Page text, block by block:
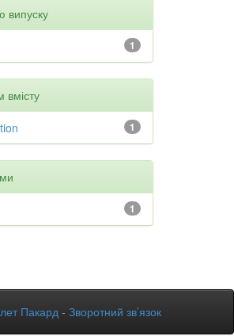
випуску
1
вмісту
1
1
Пакард- Зворотний зв’язок